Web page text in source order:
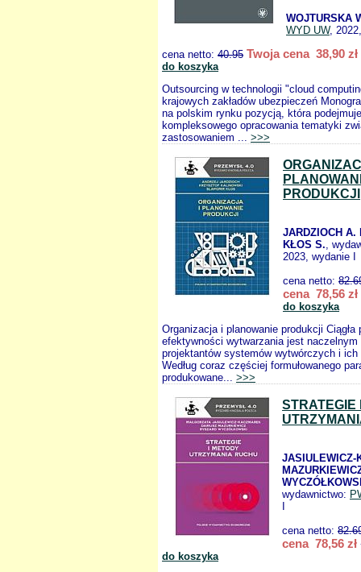
WOJTURSKA
WYD UW,
cena netto: 40.95 Twoja cena 38,90 zł
do koszyka
Outsourcing w technologii "cloud
krajowych zakładów ubezpieczeń
na polskim rynku pozycją, która
kompleksowego opracowania tematyki
zastosowaniem ... >>>
PRODUKCJI
JARDZIOCH A.
KŁOS S.,
2023, wydanie I
cena netto:
cena 78,56 zł
do koszyka
Organizacja i planowanie produkcji Ciągła
efektywności wytwarzania jest naczelnym
projektantów systemów wytwórczych i ich
Według coraz częściej formułowanego
produkowane... >>>
STRATEGIE
JASIULEWICZ-
wydawnictwo:
cena netto:
cena 78,56 zł
do koszyka